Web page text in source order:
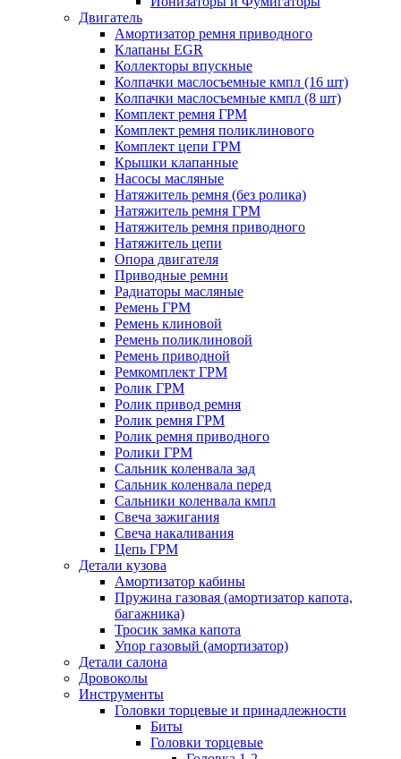
Двигатель
Амортизатор ремня приводного
Клапаны EGR
Коллекторы впускные
Колпачки маслосъемные кмпл (16 шт)
Колпачки маслосъемные кмпл (8 шт)
Комплект ремня ГРМ
Комплект ремня поликлинового
Комплект цепи ГРМ
Крышки клапанные
Насосы масляные
Натяжитель ремня (без ролика)
Натяжитель ремня ГРМ
Натяжитель ремня приводного
Натяжитель цепи
Опора двигателя
Приводные ремни
Радиаторы масляные
Ремень ГРМ
Ремень клиновой
Ремень поликлиновой
Ремень приводной
Ремкомплект ГРМ
Ролик ГРМ
Ролик привод ремня
Ролик ремня ГРМ
Ролик ремня приводного
Ролики ГРМ
Сальник коленвала зад
Сальник коленвала перед
Сальники коленвала кмпл
Свеча зажигания
Свеча накаливания
Цепь ГРМ
Детали кузова
Амортизатор кабины
Пружина газовая (амортизатор капота,
багажника)
Тросик замка капота
Упор газовый (амортизатор)
Детали салона
Дровоколы
Инструменты
Головки торцевые и принадлежности
Биты
Головки торцевые